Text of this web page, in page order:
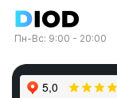
Пн-Вс: 9:00 - 20:00